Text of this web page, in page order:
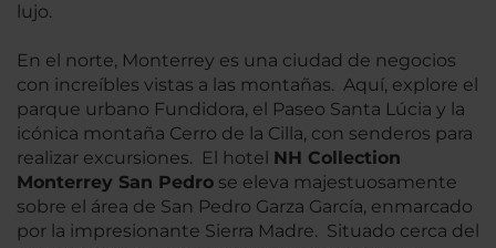
lujo.
En el norte, Monterrey es una ciudad de negocios
con increíbles vistas a las montañas. Aquí, explore el
parque urbano Fundidora, el Paseo Santa Lúcia y la
icónica montaña Cerro de la Cilla, con senderos para
realizar excursiones. El hotel NH Collection
Monterrey San Pedro se eleva majestuosamente
sobre el área de San Pedro Garza García, enmarcado
por la impresionante Sierra Madre. Situado cerca del